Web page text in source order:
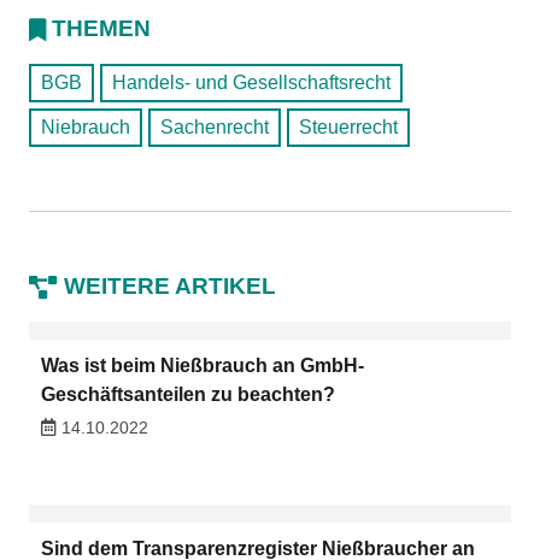
THEMEN
BGB Handels- und Gesellschaftsrecht
Niebrauch Sachenrecht Steuerrecht
WEITERE ARTIKEL
Was ist beim Nießbrauch an GmbH-
Geschäftsanteilen zu beachten?
14.10.2022
Sind dem Transparenzregister Nießbraucher an